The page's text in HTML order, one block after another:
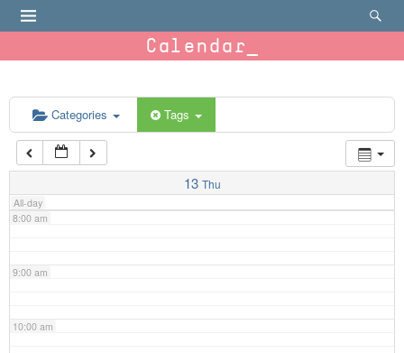
Calendar
Categories Tags
13 Thu
All-day
6:00 am
7:00 am
8:00 am
9:00 am
10:00 am